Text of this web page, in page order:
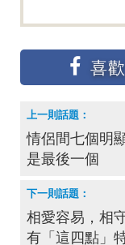
情侶間七個明
是最後一個
相愛容易，相
有「這四點」